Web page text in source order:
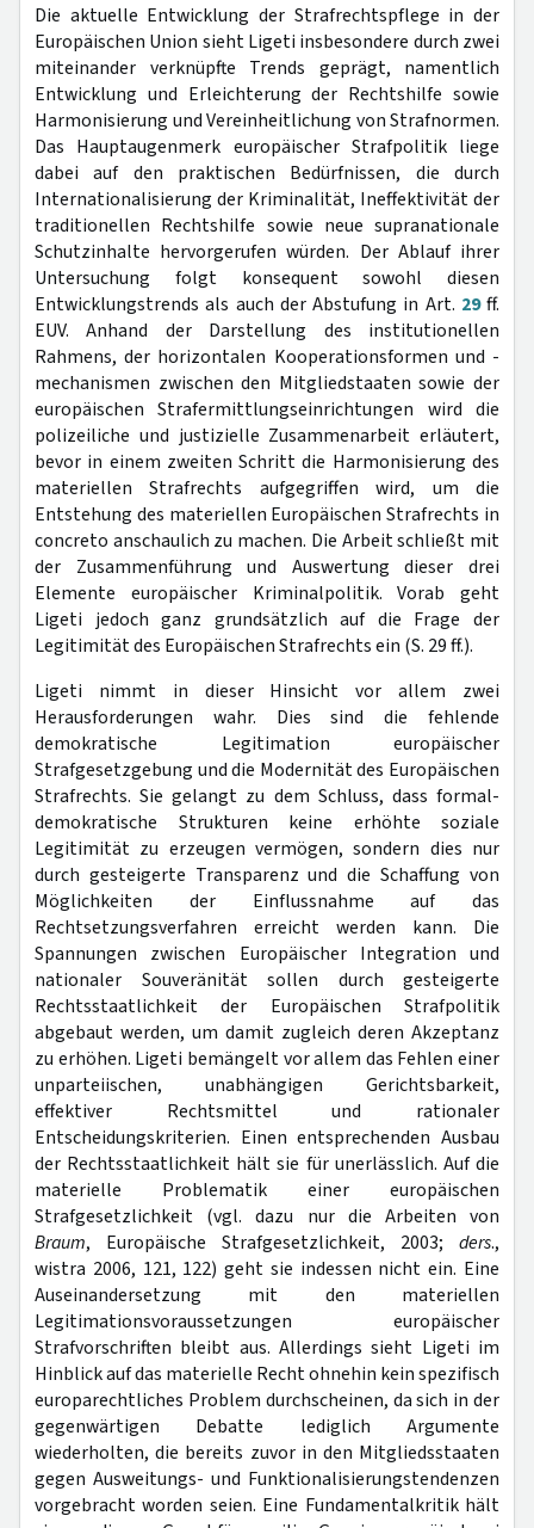
Die aktuelle Entwicklung der Strafrechtspflege in der
Europäischen Union sieht Ligeti insbesondere durch zwei
miteinander verknüpfte Trends geprägt, namentlich
Entwicklung und Erleichterung der Rechtshilfe sowie
Harmonisierung und Vereinheitlichung von Strafnormen.
Das Hauptaugenmerk europäischer Strafpolitik liege
dabei auf den praktischen Bedürfnissen, die durch
Internationalisierung der Kriminalität, Ineffektivität der
traditionellen Rechtshilfe sowie neue supranationale
Schutzinhalte hervorgerufen würden. Der Ablauf ihrer
Untersuchung folgt konsequent sowohl diesen
Entwicklungstrends als auch der Abstufung in Art. 29ff.
EUV. Anhand der Darstellung des institutionellen
Rahmens, der horizontalen Kooperationsformen und -
mechanismen zwischen den Mitgliedstaaten sowie der
europäischen Strafermittlungseinrichtungen wird die
polizeiliche und justizielle Zusammenarbeit erläutert,
bevor in einem zweiten Schritt die Harmonisierung des
materiellen Strafrechts aufgegriffen wird, um die
Entstehung des materiellen Europäischen Strafrechts in
concreto anschaulich zu machen. Die Arbeit schließt mit
der Zusammenführung und Auswertung dieser drei
Elemente europäischer Kriminalpolitik. Vorab geht
Ligeti jedoch ganz grundsätzlich auf die Frage der
Legitimität des Europäischen Strafrechts ein (S. 29 ff.).
Ligeti nimmt in dieser Hinsicht vor allem zwei
Herausforderungen wahr. Dies sind die fehlende
demokratische Legitimation europäischer
Strafgesetzgebung und die Modernität des Europäischen
Strafrechts. Sie gelangt zu dem Schluss, dass formal-
demokratische Strukturen keine erhöhte soziale
Legitimität zu erzeugen vermögen, sondern dies nur
durch gesteigerte Transparenz und die Schaffung von
Möglichkeiten der Einflussnahme auf das
Rechtsetzungsverfahren erreicht werden kann. Die
Spannungen zwischen Europäischer Integration und
nationaler Souveränität sollen durch gesteigerte
Rechtsstaatlichkeit der Europäischen Strafpolitik
abgebaut werden, um damit zugleich deren Akzeptanz
zu erhöhen. Ligeti bemängelt vor allem das Fehlen einer
unparteiischen, unabhängigen Gerichtsbarkeit,
effektiver Rechtsmittel und rationaler
Entscheidungskriterien. Einen entsprechenden Ausbau
der Rechtsstaatlichkeit hält sie für unerlässlich. Auf die
materielle Problematik einer europäischen
Strafgesetzlichkeit (vgl. dazu nur die Arbeiten von
Braum, Europäische Strafgesetzlichkeit, 2003; ders.,
wistra 2006, 121, 122) geht sie indessen nicht ein. Eine
Auseinandersetzung mit den materiellen
Legitimationsvoraussetzungen europäischer
Strafvorschriften bleibt aus. Allerdings sieht Ligeti im
Hinblick auf das materielle Recht ohnehin kein spezifisch
europarechtliches Problem durchscheinen, da sich in der
gegenwärtigen Debatte lediglich Argumente
wiederholten, die bereits zuvor in den Mitgliedsstaaten
gegen Ausweitungs- und Funktionalisierungstendenzen
vorgebracht worden seien. Eine Fundamentalkritik hält